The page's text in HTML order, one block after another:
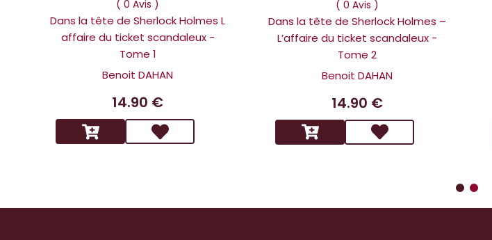
( 0 Avis )
Dans la tête de Sherlock Holmes L
affaire du ticket scandaleux -
Tome 1
Benoit DAHAN
14.90 €
( 0 Avis )
Dans la tête de Sherlock Holmes –
L’affaire du ticket scandaleux -
Tome 2
Benoit DAHAN
14.90 €